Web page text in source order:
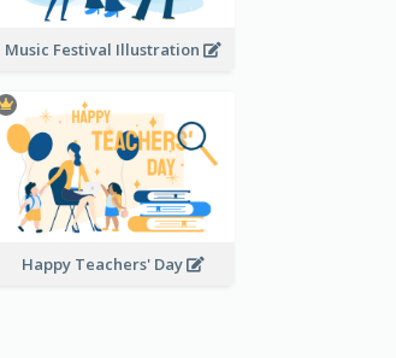
Music Festival Illustration
Happy Teachers' Day